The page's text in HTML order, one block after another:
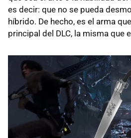
es decir: que no se pueda
híbrido. De hecho, es el arma
principal del DLC, la misma que